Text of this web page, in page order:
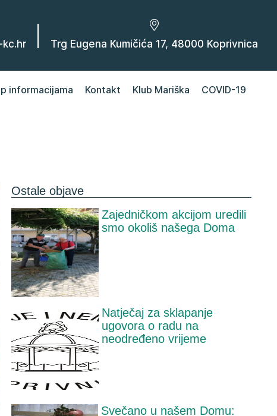
Trg Eugena Kumičića 17, 48000 Koprivnica
informacijama Kontakt Klub Mariška COVID-19
Ostale objave
Zajedničkom akcijom uredili
smo okoliš našega Doma
Natječaj za sklapanje
ugovora o radu na
neodređeno vrijeme
Svečano u našem Domu: